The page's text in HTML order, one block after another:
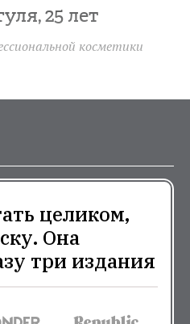
25 лет
косметики
целиком,
Она
три издания